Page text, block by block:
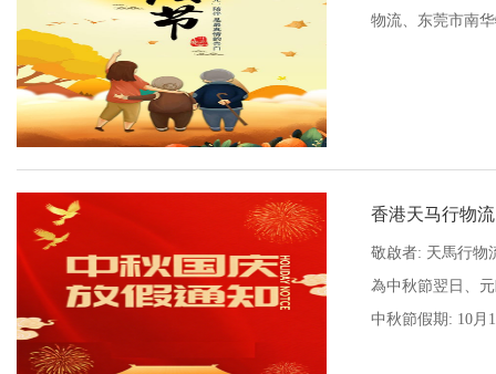
物流、东莞市南
香港天马行物
敬啟者: 天馬行物
為中秋節翌日、
中秋節假期: 10月